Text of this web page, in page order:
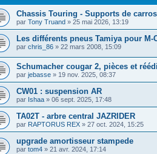
Chassis Touring - Supports de
par Tony Truand » 25 mai 2026, 13:19
Les différents pneus Tamiya pour M-
par chris_86 » 22 mars 2008, 15:09
Schumacher cougar 2, pièces et
par jebasse » 19 nov. 2025, 08:37
CW01 : suspension AR
par Ishaa » 06 sept. 2025, 17:48
TA02T - arbre central JAZRIDER
par RAPTORUS REX » 27 oct. 2024, 15:25
upgrade amortisseur stampede
par tom4 » 21 avr. 2024, 17:14